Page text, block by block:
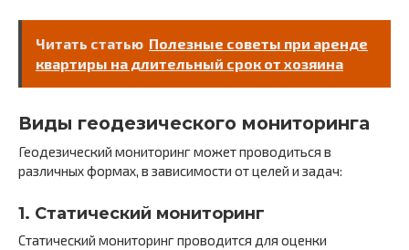
Читать статью Полезные советы при аренде
квартиры на длительный срок от хозяина
Виды геодезического мониторинга
Геодезический мониторинг может проводиться в
различных формах, в зависимости от целей и задач:
1. Статический мониторинг
Статический мониторинг проводится для оценки